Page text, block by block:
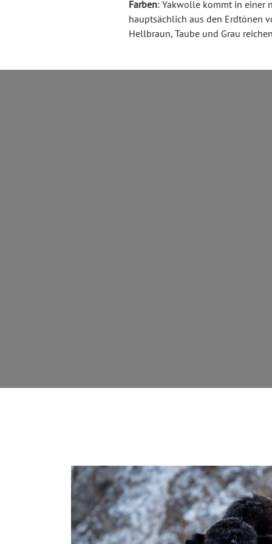
Farben: Yakwolle kommt in einer
hauptsächlich aus den Erdtönen
Hellbraun, Taube und Grau